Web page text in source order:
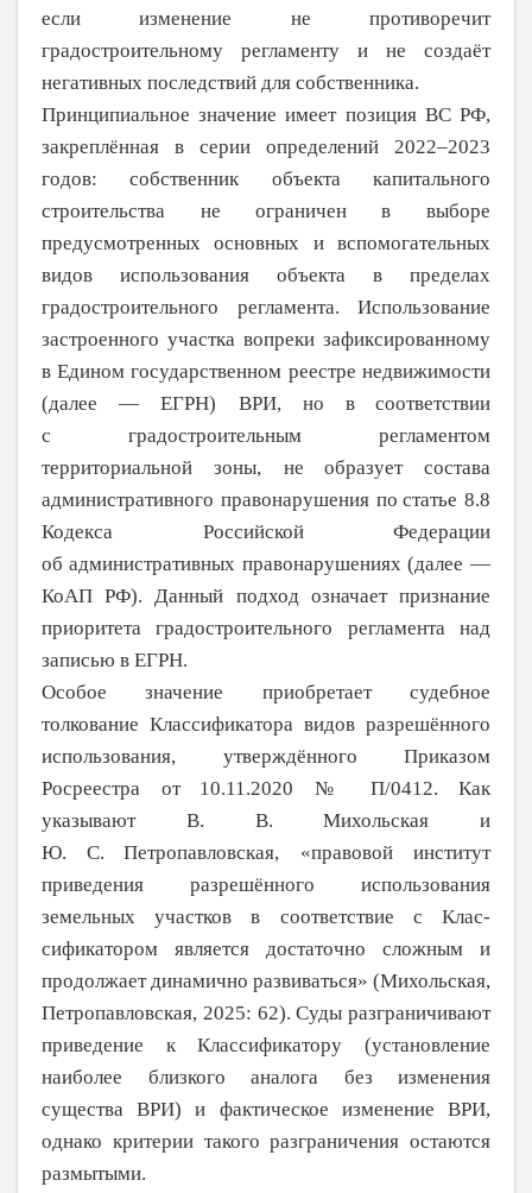
если изменение не противоречит
градостроительному регламенту и не создаёт
негативных последствий для собственника.
Принципиальное значение имеет позиция ВС РФ,
закреплённая в серии опре­делений 2022–2023
годов: собственник объекта капитального
строительства не
ограничен в выборе
предусмотренных основных и вспомогательных
видов исполь­зования объекта в пределах
градостроитель­ного регламента. Использование
застроен­ного участка вопреки зафиксированному
в Едином государственном реестре недвижимости
(далее — ЕГРН) ВРИ, но в
соответствии
с
градостроительным регламентом
территориальной зоны, не
образует состава
административного пра­вонарушения по статье 8.8
Кодекса Россий­ской Федерации
об административных правонарушениях (далее —
КоАП РФ). Данный подход означает признание
приоритета градостроительного регламента над
записью в ЕГРН.
Особое значение приобретает судебное
толкование Классификатора видов разре­шённого
использования, утверждённого Приказом
Росреестра от
10.11.2020 № П/0412. Как
указывают В.
В.
Михольская и
Ю.
С.
Петропавловская, «правовой институт
приведения разрешённого использования
земельных участков в соответствие с Клас­
сификатором является достаточно сложным и
продолжает динамично развиваться» (Михольская,
Петропавловская, 2025: 62). Суды разграничивают
приведение к
Класси­фикатору (установление
наиболее близкого аналога без изменения
существа ВРИ) и фактическое изменение ВРИ,
однако крите­рии такого разграничения остаются
размытыми.